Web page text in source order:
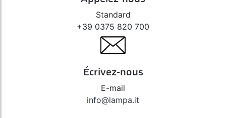
Standard
+39 0375 820 700
Écrivez-nous
E-mail
info@lampa.it